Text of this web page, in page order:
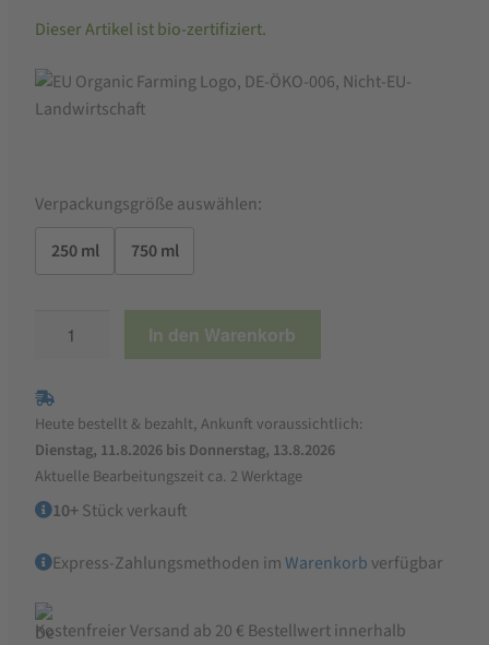
Dieser Artikel ist bio-zertifiziert.
Verpackungsgröße auswählen:
250 ml
750 ml
Ditzingen
Mandelöl,
kaltgepresst
Menge
In den Warenkorb
Heute bestellt & bezahlt, Ankunft voraussichtlich:
Dienstag, 11.8.2026 bis Donnerstag, 13.8.2026
Aktuelle Bearbeitungszeit ca. 2 Werktage
10+Stück verkauft
Express-Zahlungsmethoden imWarenkorb verfügbar
Kostenfreier Versand ab 20 € Bestellwert innerhalb